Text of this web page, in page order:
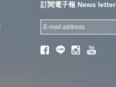
訂閱電子報 News letter